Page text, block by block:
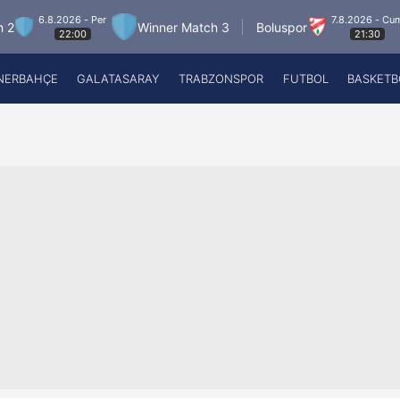
- Per
22:00
Winner Match 3 Boluspor
7.8.2026 - Cum
21:30
GALATASARAY TRABZONSPOR FUTBOL